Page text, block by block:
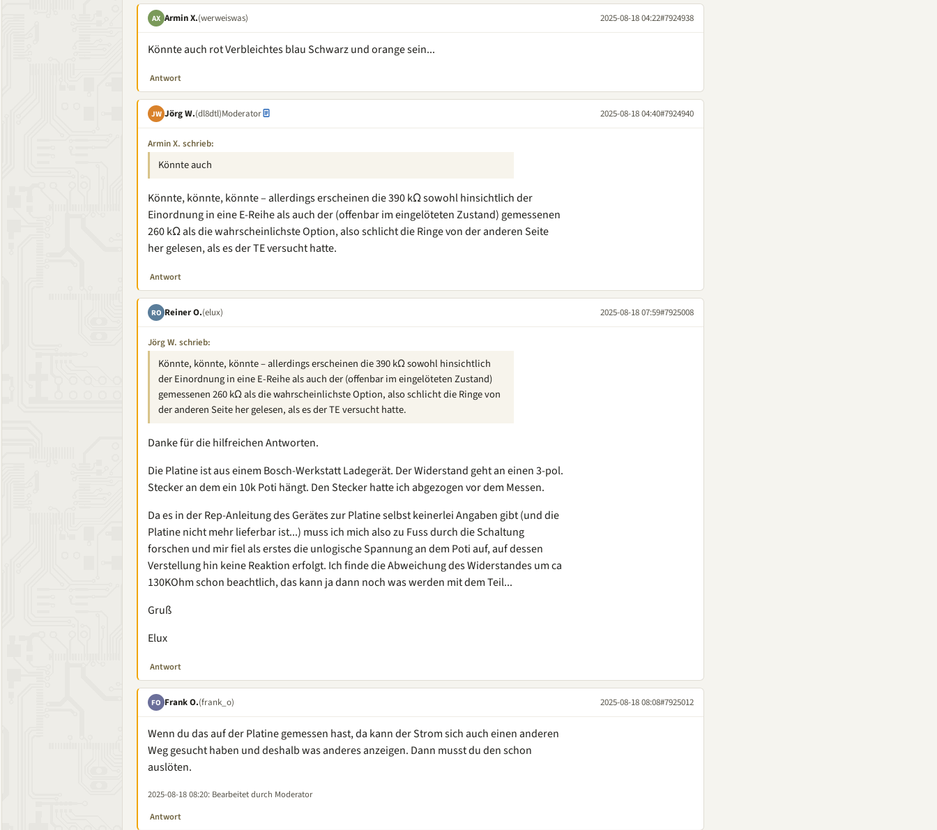
AX Armin X.(werweiswas) 2025-08-18 04:22#7924938
Könnte auch rot Verbleichtes blau Schwarz und orange sein...
Antwort
JW Jörg W.(dl8dtl)Moderator 2025-08-18 04:40#7924940
Armin X. schrieb:
Könnte auch
Könnte, könnte, könnte – allerdings erscheinen die 390 kΩ sowohl hinsichtlich der
Einordnung in eine E-Reihe als auch der (offenbar im eingelöteten Zustand) gemessenen
260 kΩ als die wahrscheinlichste Option, also schlicht die Ringe von der anderen Seite
her gelesen, als es der TE versucht hatte.
Antwort
RO Reiner O.(elux) 2025-08-18 07:59#7925008
Jörg W. schrieb:
Könnte, könnte, könnte – allerdings erscheinen die 390 kΩ sowohl hinsichtlich
der Einordnung in eine E-Reihe als auch der (offenbar im eingelöteten Zustand)
gemessenen 260 kΩ als die wahrscheinlichste Option, also schlicht die Ringe von
der anderen Seite her gelesen, als es der TE versucht hatte.
Danke für die hilfreichen Antworten.
Die Platine ist aus einem Bosch-Werkstatt Ladegerät. Der Widerstand geht an einen 3-pol.
Stecker an dem ein 10k Poti hängt. Den Stecker hatte ich abgezogen vor dem Messen.
Da es in der Rep-Anleitung des Gerätes zur Platine selbst keinerlei Angaben gibt (und die
Platine nicht mehr lieferbar ist...) muss ich mich also zu Fuss durch die Schaltung
forschen und mir fiel als erstes die unlogische Spannung an dem Poti auf, auf dessen
Verstellung hin keine Reaktion erfolgt. Ich finde die Abweichung des Widerstandes um ca
130KOhm schon beachtlich, das kann ja dann noch was werden mit dem Teil...
Gruß
Elux
Antwort
FO Frank O.(frank_o) 2025-08-18 08:08#7925012
Wenn du das auf der Platine gemessen hast, da kann der Strom sich auch einen anderen
Weg gesucht haben und deshalb was anderes anzeigen. Dann musst du den schon
auslöten.
2025-08-18 08:20: Bearbeitet durch Moderator
Antwort